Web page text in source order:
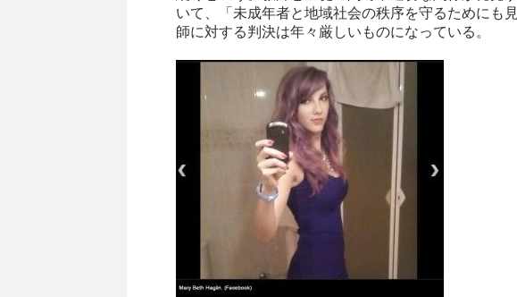
いて、「未成年者と地域社会の秩序を守るためにも
師に対する判決は年々厳しいものになっている。